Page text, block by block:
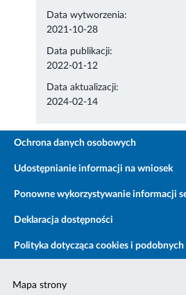
Data wytworzenia:
2021-10-28
Data publikacji:
2022-01-12
Data aktualizacji:
2024-02-14
Ochrona danych osobowych
Udostępnianie informacji na wniosek
Ponowne wykorzystywanie informacji
Deklaracja dostępności
Polityka dotycząca cookies i
Mapa strony